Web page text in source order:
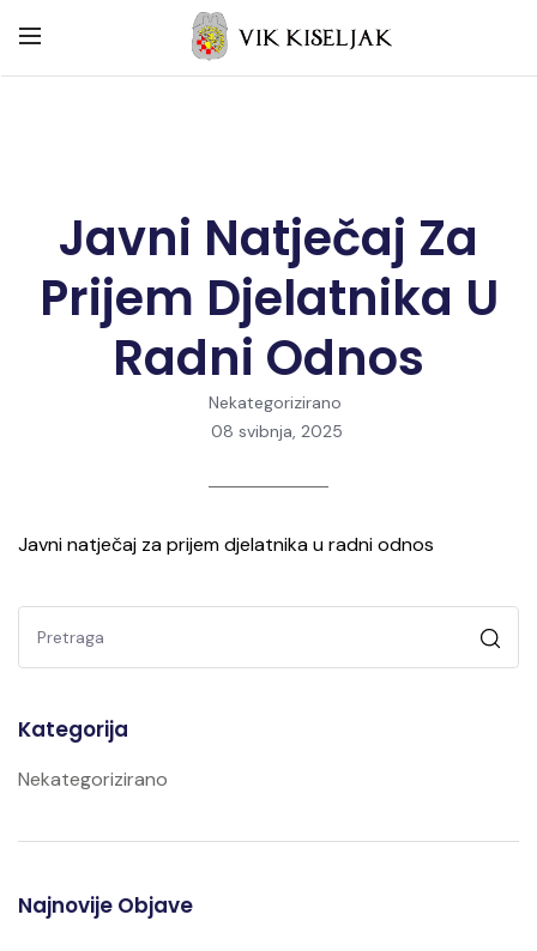
Javni Natječaj Za
Prijem Djelatnika U
Radni Odnos
Nekategorizirano
08 svibnja, 2025
Javni natječaj za prijem djelatnika u radni odnos
Kategorija
Nekategorizirano
Najnovije Objave